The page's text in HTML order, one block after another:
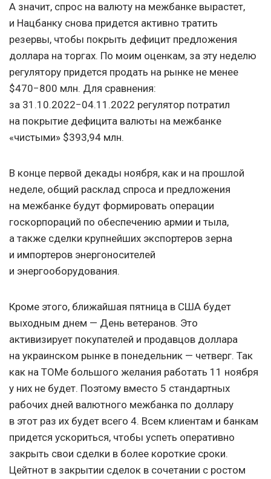
А значит, спрос на валюту на межбанке вырастет,
и Нацбанку снова придется активно тратить
резервы, чтобы покрыть дефицит предложения
доллара на торгах. По моим оценкам, за эту неделю
регулятору придется продать на рынке не менее
$470−800 млн. Для сравнения:
за 31.10.2022−04.11.2022 регулятор потратил
на покрытие дефицита валюты на межбанке
«чистыми» $393,94 млн.
В конце первой декады ноября, как и на прошлой
неделе, общий расклад спроса и предложения
на межбанке будут формировать операции
госкорпораций по обеспечению армии и тыла,
а также сделки крупнейших экспортеров зерна
и импортеров энергоносителей
и энергооборудования.
Кроме этого, ближайшая пятница в США будет
выходным днем — День ветеранов. Это
активизирует покупателей и продавцов доллара
на украинском рынке в понедельник — четверг. Так
как на ТОМе большого желания работать 11 ноября
у них не будет. Поэтому вместо 5 стандартных
рабочих дней валютного межбанка по доллару
в этот раз их будет всего 4. Всем клиентам и банкам
придется ускориться, чтобы успеть оперативно
закрыть свои сделки в более короткие сроки.
Цейтнот в закрытии сделок в сочетании с ростом